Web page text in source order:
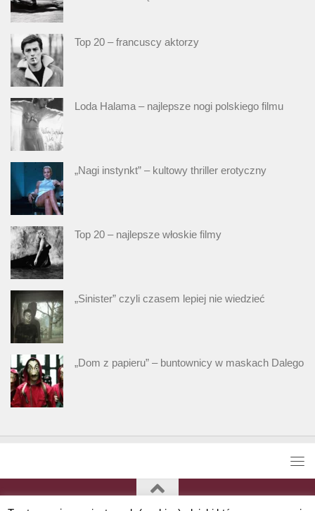
Top 20 – francuscy aktorzy
Loda Halama – najlepsze nogi polskiego filmu
„Nagi instynkt” – kultowy thriller erotyczny
Top 20 – najlepsze włoskie filmy
„Sinister” czyli czasem lepiej nie wiedzieć
„Dom z papieru” – buntownicy w maskach Dalego